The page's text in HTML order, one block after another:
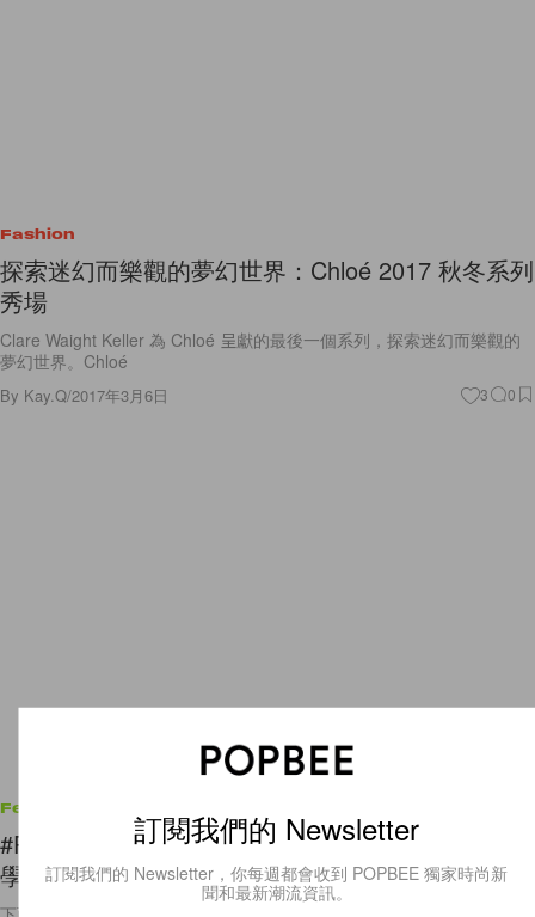
Fashion
探索迷幻而樂觀的夢幻世界：Chloé 2017 秋冬系列
秀場
Clare Waight Keller 為 Chloé 呈獻的最後一個系列，探索迷幻而樂觀的
夢幻世界。Chloé
By Kay.Q/2017年3月6日 3 0
Features
#POPBEETV：為 10 個小指頭添上立體感－1 分鐘
學懂 DIY 日本大熱 3D 水珠美甲！
訂閱我們的 Newsletter
訂閱我們的 Newsletter，你每週都會收到 POPBEE 獨家時尚新
聞和最新潮流資訊。